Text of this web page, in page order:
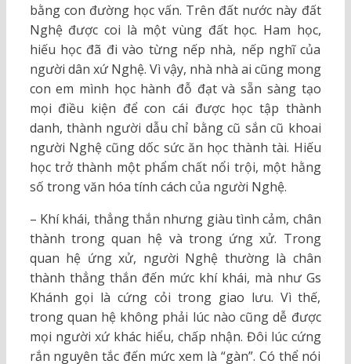
bằng con đường học vấn. Trên đất nước này đất
Nghệ được coi là một vùng đất học. Ham học,
hiếu học đã đi vào từng nếp nhà, nếp nghĩ của
người dân xứ Nghệ. Vì vậy, nhà nhà ai cũng mong
con em mình học hành đỗ đạt và sẵn sàng tạo
mọi điều kiện để con cái được học tập thành
danh, thành người dẫu chỉ bằng cũ sắn cũ khoai
người Nghệ cũng dốc sức ăn học thành tài. Hiếu
học trở thành một phẩm chất nổi trội, một hằng
số trong văn hóa tính cách của người Nghệ.
– Khí khái, thẳng thắn nhưng giàu tình cảm, chân
thành trong quan hệ và trong ứng xử. Trong
quan hệ ứng xử, người Nghệ thường là chân
thành thẳng thắn đến mức khí khái, mà như Gs
Khánh gọi là cứng cỏi trong giao lưu. Vì thế,
trong quan hệ không phải lúc nào cũng dễ được
mọi người xứ khác hiểu, chấp nhận. Đôi lúc cứng
rắn nguyên tắc đến mức xem là “gàn”. Có thể nói